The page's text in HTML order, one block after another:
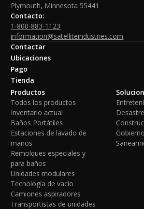
Plymouth, Minnesota 55441
Contacto:
1-800-883-1123
information@satelliteindustries.com
Contactar
Ubicaciones
Pago
Tienda
Productos
Todos los productos
Inventario actual
Baños Portátiles
Estaciones de lavado de
manos
Remolques especiales y
para baños
Unidades modulares
Tecnología de vacío
Camiones aspiradores
Transportistas de unidades
Desastre
Gobierno